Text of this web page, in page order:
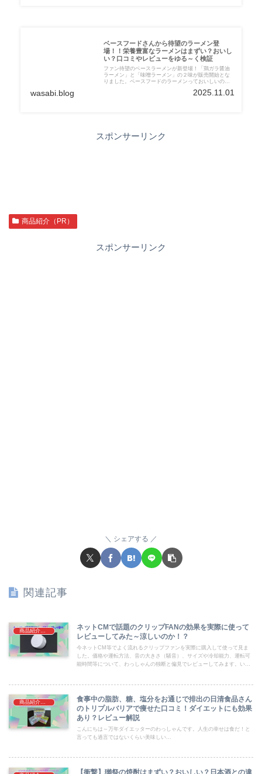
ベースフードさんから待望のラーメン登
場！！栄養豊富なラーメンはまずい？おいし
い？口コミやレビューをゆる～く検証
ファン待望のベースラーメンが新登場！「鶏ガラ醤油
ラーメン」と「味噌ラーメン」の２味が販売開始とな
りました。ベースフードのラーメンっておいしいの？
くて栄養素取れるの？等、色々なご意見があると思い
wasabi.blog 2025.11.01
スポンサーリンク
商品紹介（PR）
スポンサーリンク
シェアする
関連記事
ネットCMで話題のクリップFANの効果を実際に使って
レビューしてみた～涼しいのか！？
今ネットCM等でよく流れるクリップファンを実際に購入して使って見ま
した。価格や運転方法、音の大きさ（騒音）、サイズや冷却能力、運転可
能時間等について、わっしゃんの独断と偏見でレビューしてみます。いつ
商品紹介（PR）
食事中の脂肪、糖、塩分をお通じで排出の日清食品さん
のトリプルバリアで痩せた口コミ！ダイエットにも効果
あり？レビュー解説
こんにちは～万年ダイエッターのわっしゃんです。人生の幸せは食だ！と
言っても過言ではないくらい美味しい...
【衝撃】獺祭の焼酎はまずい？おいしい？日本酒との違